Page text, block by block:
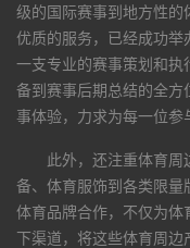
级的国际赛事到地方性的
优质的服务，已经成功举
一支专业的赛事策划和执
备到赛事后期总结的全方
事体验，力求为每一位参
此外，还注重体育
备、体育服饰到各类限量
体育品牌合作，不仅为体
下渠道，将这些体育周